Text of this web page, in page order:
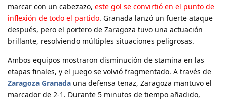
marcar con un cabezazo, este gol se convirtió en el punto de
inflexión de todo el partido. Granada lanzó un fuerte ataque
después, pero el portero de Zaragoza tuvo una actuación
brillante, resolviendo múltiples situaciones peligrosas.
Ambos equipos mostraron disminución de stamina en las
etapas finales, y el juego se volvió fragmentado. A través de
Zaragoza Granada una defensa tenaz, Zaragoza mantuvo el
marcador de 2-1. Durante 5 minutos de tiempo añadido,